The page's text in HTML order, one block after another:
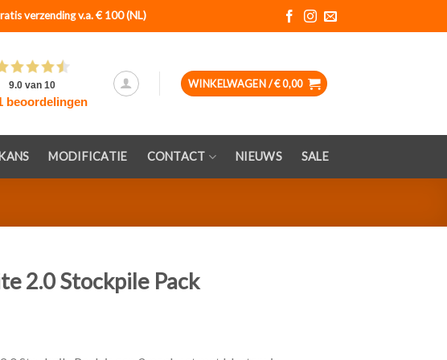
verzending v.a. € 100 (NL)
WINKELWAGEN /€0,00
MODIFICATIE CONTACT NIEUWS SALE
2.0 Stockpile Pack